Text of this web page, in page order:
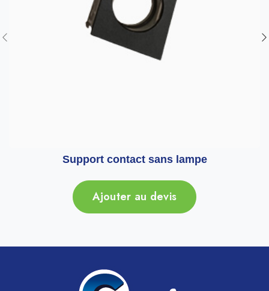
Support contact sans lampe
Ajouter au devis